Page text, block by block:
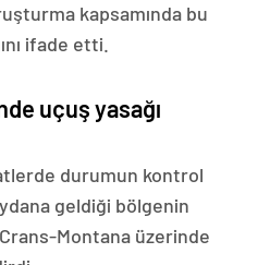
kapsamında bu
ifade etti.
uçuş yasağı
durumun kontrol
geldiği bölgenin
Crans-Montana üzerinde